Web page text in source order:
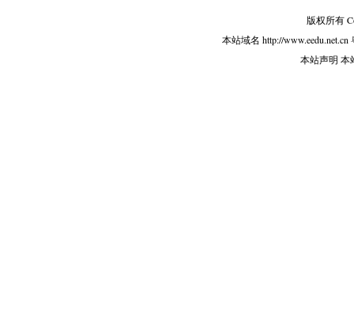
版权所有
本站域名 http://www.eedu.net.cn
本站声明 本